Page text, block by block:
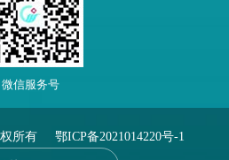
微信服务号
所有 鄂ICP备2021014220号-1